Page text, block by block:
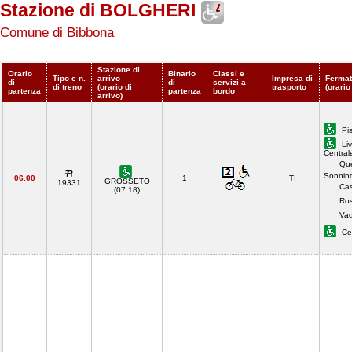
Stazione di BOLGHERI
Comune di Bibbona
Orario
di
partenza
Tipo e n.
di treno
Stazione di
arrivo
(orario di
arrivo)
Binario
di
partenza
Classi e
servizi a
bordo
Impresa di
trasporto
(orario
06.00
19331
GROSSETO
(07.18)
1 TI